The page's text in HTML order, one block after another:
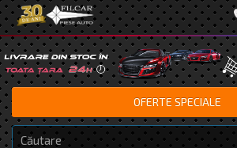
OFERTE SPECIALE